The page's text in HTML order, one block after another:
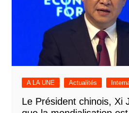
A LA UNE Actualités
Le Président chinois, Xi